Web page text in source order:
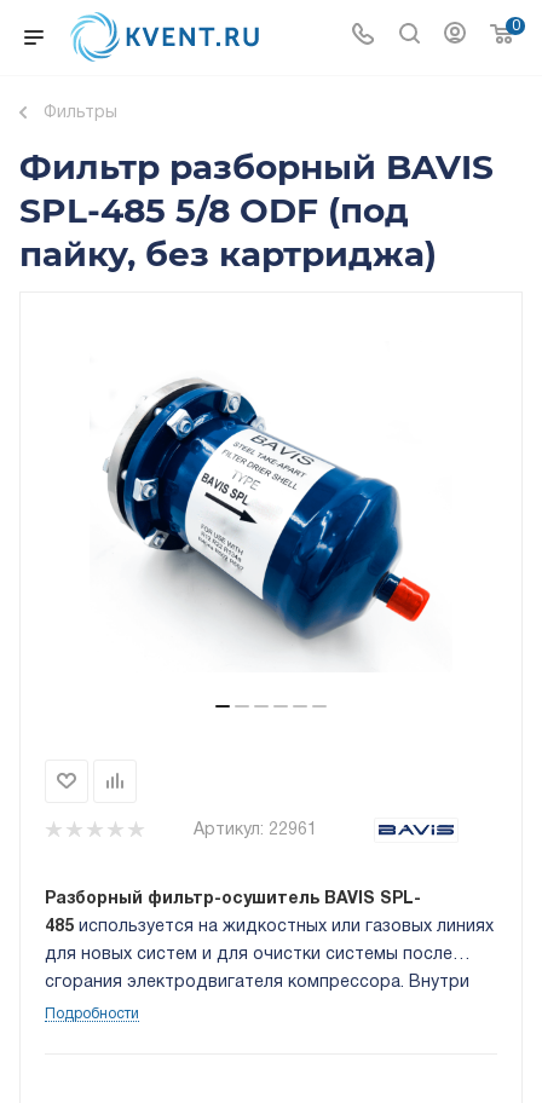
0
Фильтры
Фильтр разборный BAVIS
SPL-485 5/8 ODF (под
пайку, без картриджа)
Артикул: 22961
Разборный фильтр-осушитель BAVIS SPL-
485 используется на жидкостных или газовых линиях
для новых систем и для очистки системы после
сгорания электродвигателя компрессора. Внутри
корпуса установлен осушающий сердечник из
Подробности